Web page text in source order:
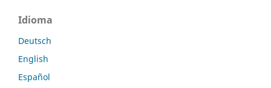
Idioma
Deutsch
English
Español